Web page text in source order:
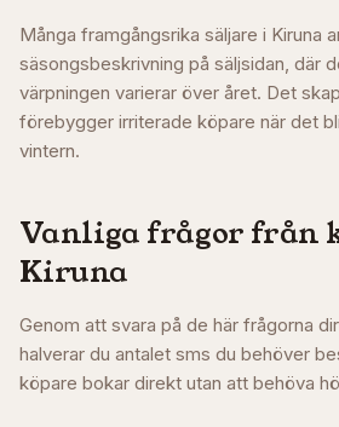
Många framgångsrika säljare i Kiruna
säsongsbeskrivning på säljsidan, där
värpningen varierar över året. Det
förebygger irriterade köpare när det
vintern.
Vanliga frågor från
Kiruna
Genom att svara på de här frågorna
halverar du antalet sms du behöver
köpare bokar direkt utan att behöva